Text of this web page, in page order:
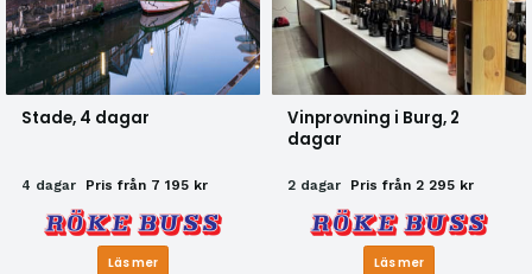
Stade, 4 dagar
4 dagar Pris från 7 195 kr
Läs mer
Vinprovning i Burg, 2
dagar
2 dagar Pris från 2 295 kr
Läs mer